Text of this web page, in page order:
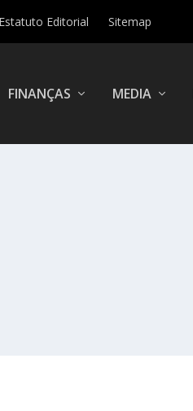
Estatuto Editorial Sitemap
FINANÇAS MEDIA